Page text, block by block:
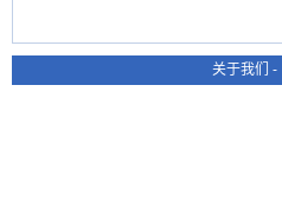
关于我们 -